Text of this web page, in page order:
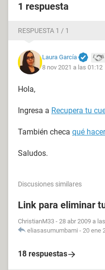
1 respuesta
RESPUESTA 1 / 1
Laura García
8 nov 2021 a las 01:12
Hola,
Ingresa a Recupera tu
También checa qué
Saludos.
Discusiones similares
Link para eliminar
ChristianM33 - 28 abr 2009 a
eliasasumumbami - 20 ene
18 respuestas